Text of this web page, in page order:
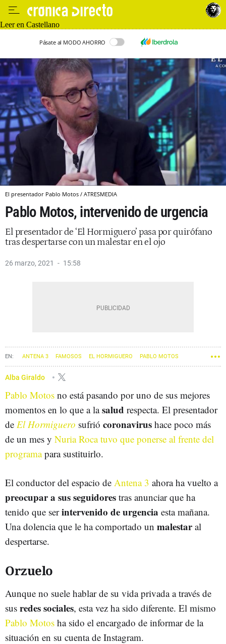
Leer en Castellano
Pásate al MODO AHORRO
El presentador Pablo Motos / ATRESMEDIA
Pablo Motos, intervenido de urgencia
El presentador de ‘El Hormiguero’ pasa por quirófano
tras despertarse con un malestar en el ojo
26 marzo, 2021 15:58
ANTENA 3 FAMOSOS EL HORMIGUERO PABLO MOTOS
Alba Giraldo
Pablo Motos no está pasando por uno de sus mejores
momentos en lo que a lasalud respecta. El presentador
de El Hormiguero sufrió coronavirus hace poco más
de un mes y Nuria Roca tuvo que ponerse al frente del
programapara sustituirlo.
El conductor del espacio de Antena 3 ahora ha vuelto a
preocupar a sus seguidores tras anunciar que ha
tenido que serintervenido de urgencia esta mañana.
Una dolencia que le ha comportado un malestaral
despertarse.
Orzuelo
Aunque no suele hablar de su vida privada a través de
sus redes sociales, esta vez ha sido diferente. El mismo
Pablo Motos ha sido el encargado de informar de la
situación en su cuenta de Instagram.